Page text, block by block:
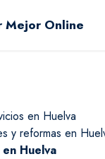
Mejor Online
en Huelva
y reformas en
Huelva